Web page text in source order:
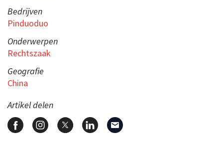
Bedrijven
Pinduoduo
Onderwerpen
Rechtszaak
Geografie
China
Artikel delen